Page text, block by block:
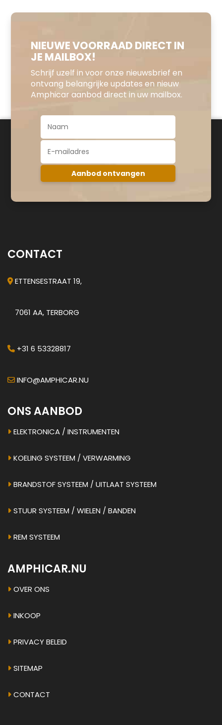
NIEUWE VOORRAAD DIRECT IN
JE MAILBOX!
Schrijf uzelf in voor onze nieuwsbrief en
ontvang belangrijke updates en nieuw
Amphicar aanbod direct in uw mailbox.
CONTACT
ETTENSESTRAAT 19,
7061 AA, TERBORG
+31 6 53328817
INFO@AMPHICAR.NU
ONS AANBOD
ELEKTRONICA / INSTRUMENTEN
KOELING SYSTEEM / VERWARMING
BRANDSTOF SYSTEEM / UITLAAT SYSTEEM
STUUR SYSTEEM / WIELEN / BANDEN
REM SYSTEEM
AMPHICAR.NU
OVER ONS
INKOOP
PRIVACY BELEID
SITEMAP
CONTACT